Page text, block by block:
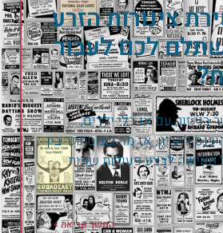
צינורות הזרע
לכם לעבור
זוג, עם או בלי ילדים,
להריון, אז מה שמסתתר בין
לבצע פעולות שונות
המשך קריאה »